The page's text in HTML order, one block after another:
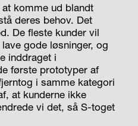
komme ud blandt
deres behov. Det
De fleste kunder vil
gode løsninger, og
inddraget i
første prototyper af
i samme kategori
at kunderne ikke
vi det, så S-toget